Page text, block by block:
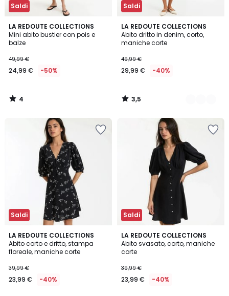
Saldi
LA REDOUTE COLLECTIONS
Mini abito bustier con pois e
balze
49,99 €
24,99 € -50%
4
/
5
4
/
Saldi
LA REDOUTE COLLECTIONS
Abito dritto in denim, corto,
maniche corte
49,99 €
29,99 € -40%
3,5
/ 5
2
Colori
3,5
/
Saldi
LA REDOUTE COLLECTIONS
Abito corto e dritto, stampa
floreale, maniche corte
39,99 €
23,99 € -40%
4
/
5
Saldi
LA REDOUTE COLLECTIONS
Abito svasato, corto, maniche
corte
39,99 €
23,99 € -40%
2
/
5
2
Colori